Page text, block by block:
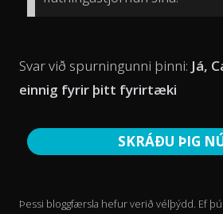
Svar við spurningunni þinni: Já,
einnig fyrir þitt fyrirtæki
SKRÁÐU ÞIG
Þessi bloggfærsla hefur verið vélþýdd. Ef